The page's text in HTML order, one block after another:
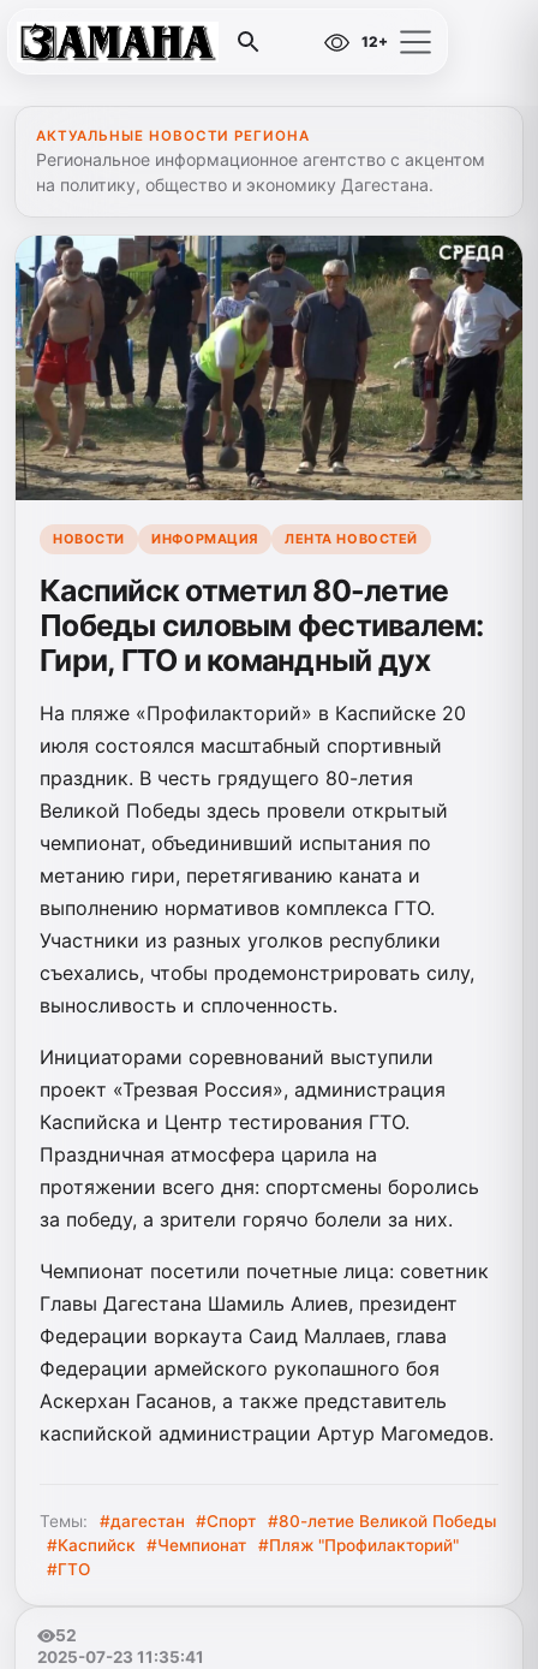
12+
АКТУАЛЬНЫЕ НОВОСТИ РЕГИОНА
Региональное информационное агентство с акцентом
на политику, общество и экономику Дагестана.
НОВОСТИ ИНФОРМАЦИЯ ЛЕНТА НОВОСТЕЙ
Каспийск отметил 80-летие
Победы силовым фестивалем:
Гири, ГТО и командный дух
На пляже «Профилакторий» в Каспийске 20
июля состоялся масштабный спортивный
праздник. В честь грядущего 80-летия
Великой Победы здесь провели открытый
чемпионат, объединивший испытания по
метанию гири, перетягиванию каната и
выполнению нормативов комплекса ГТО.
Участники из разных уголков республики
съехались, чтобы продемонстрировать силу,
выносливость и сплоченность.
Инициаторами соревнований выступили
проект «Трезвая Россия», администрация
Каспийска и Центр тестирования ГТО.
Праздничная атмосфера царила на
протяжении всего дня: спортсмены боролись
за победу, а зрители горячо болели за них.
Чемпионат посетили почетные лица: советник
Главы Дагестана Шамиль Алиев, президент
Федерации воркаута Саид Маллаев, глава
Федерации армейского рукопашного боя
Аскерхан Гасанов, а также представитель
каспийской администрации Артур Магомедов.
Темы: #дагестан #Спорт
#80-летие Великой Победы
#Каспийск
#Чемпионат
#Пляж "Профилакторий"
#ГТО
52
2025-07-23 11:35:41